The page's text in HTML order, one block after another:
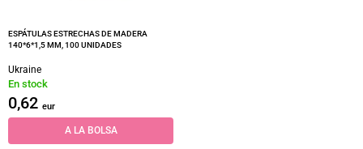
ESPÁTULAS ESTRECHAS DE MADERA
140*6*1,5 MM, 100 UNIDADES
Ukraine
En stock
0,62 eur
A LA BOLSA